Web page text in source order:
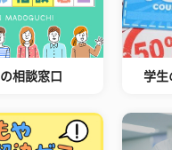
相談窓口 学生